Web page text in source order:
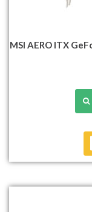
MSI AERO ITX